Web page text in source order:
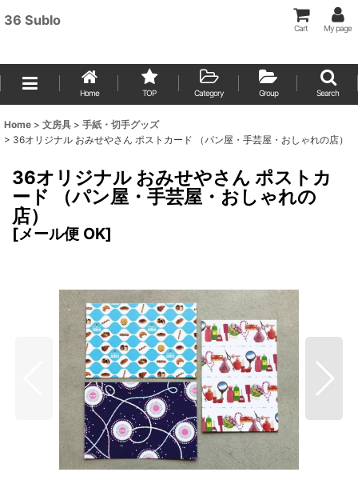
36 Sublo
Cart My page
Home TOP Category Group Search
Home > 文房具 > 手紙・切手グッズ
> 36オリジナル おみせやさん ポストカード （パン屋・手芸屋・おしゃれの店）
36オリジナル おみせやさん ポストカ
ード （パン屋・手芸屋・おしゃれの
店）
[メール便 OK]